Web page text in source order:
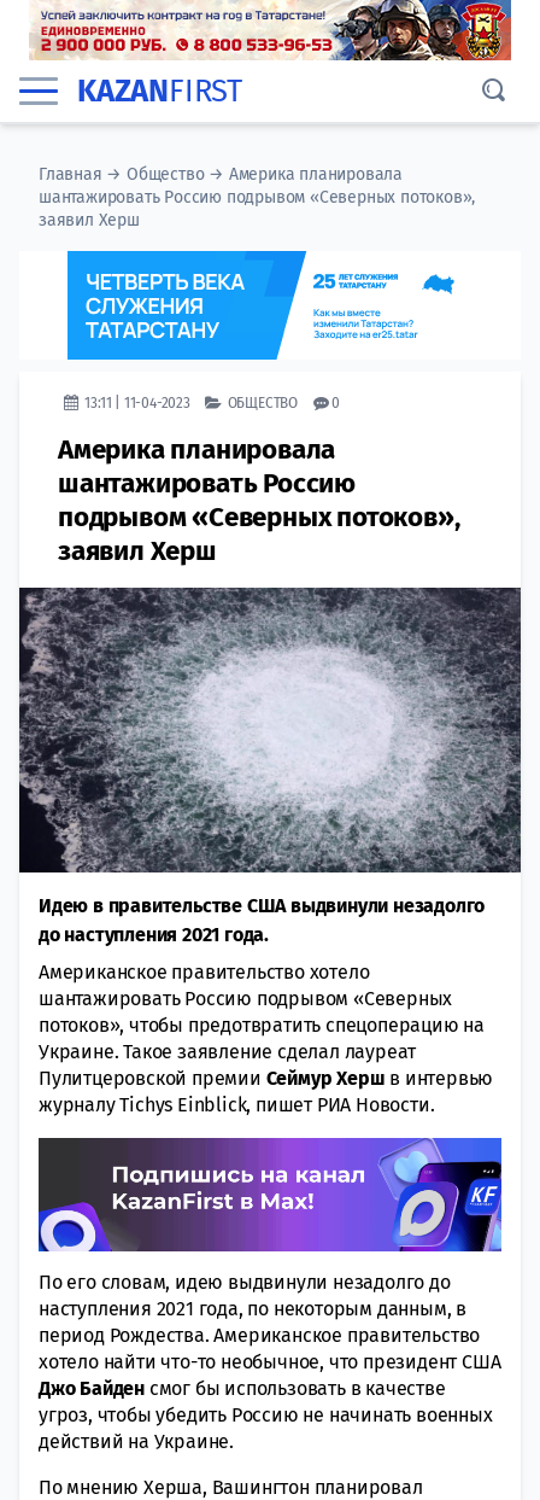
KAZANFIRST
Главная →Общество→ Америка планировала
шантажировать Россию подрывом «Северных потоков»,
заявил Херш
13:11 | 11-04-2023 ОБЩЕСТВО 0
Америка планировала
шантажировать Россию
подрывом «Северных потоков»,
заявил Херш
Идею в правительстве США выдвинули незадолго
до наступления 2021 года.
Американское правительство хотело
шантажировать Россию подрывом «Северных
потоков», чтобы предотвратить спецоперацию на
Украине. Такое заявление сделал лауреат
Пулитцеровской премии Сеймур Херш в интервью
журналу Tichys Einblick, пишет РИА Новости.
По его словам, идею выдвинули незадолго до
наступления 2021 года, по некоторым данным, в
период Рождества. Американское правительство
хотело найти что-то необычное, что президент США
Джо Байден смог бы использовать в качестве
угроз, чтобы убедить Россию не начинать военных
действий на Украине.
По мнению Херша, Вашингтон планировал